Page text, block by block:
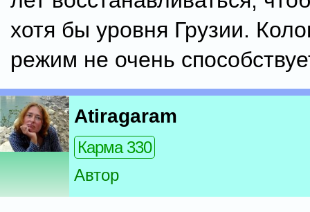
хотя бы уровня Грузии.
режим не очень
Atiragaram
Карма 330
Автор